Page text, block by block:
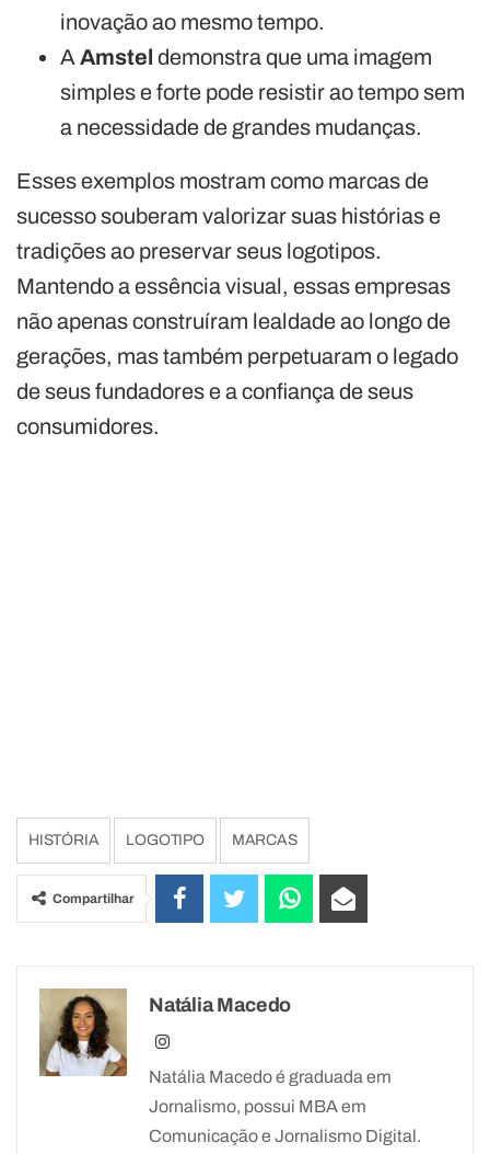
inovação ao mesmo tempo.
A Amstel demonstra que uma imagem
simples e forte pode resistir ao tempo sem
a necessidade de grandes mudanças.
Esses exemplos mostram como marcas de
sucesso souberam valorizar suas histórias e
tradições ao preservar seus logotipos.
Mantendo a essência visual, essas empresas
não apenas construíram lealdade ao longo de
gerações, mas também perpetuaram o legado
de seus fundadores e a confiança de seus
consumidores.
HISTÓRIA LOGOTIPO MARCAS
Compartilhar
Natália Macedo
Natália Macedo é graduada em
Jornalismo, possui MBA em
Comunicação e Jornalismo Digital.